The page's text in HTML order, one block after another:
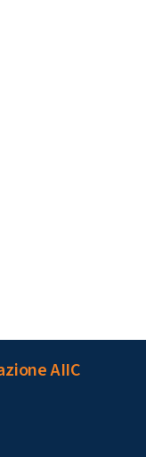
AIIC